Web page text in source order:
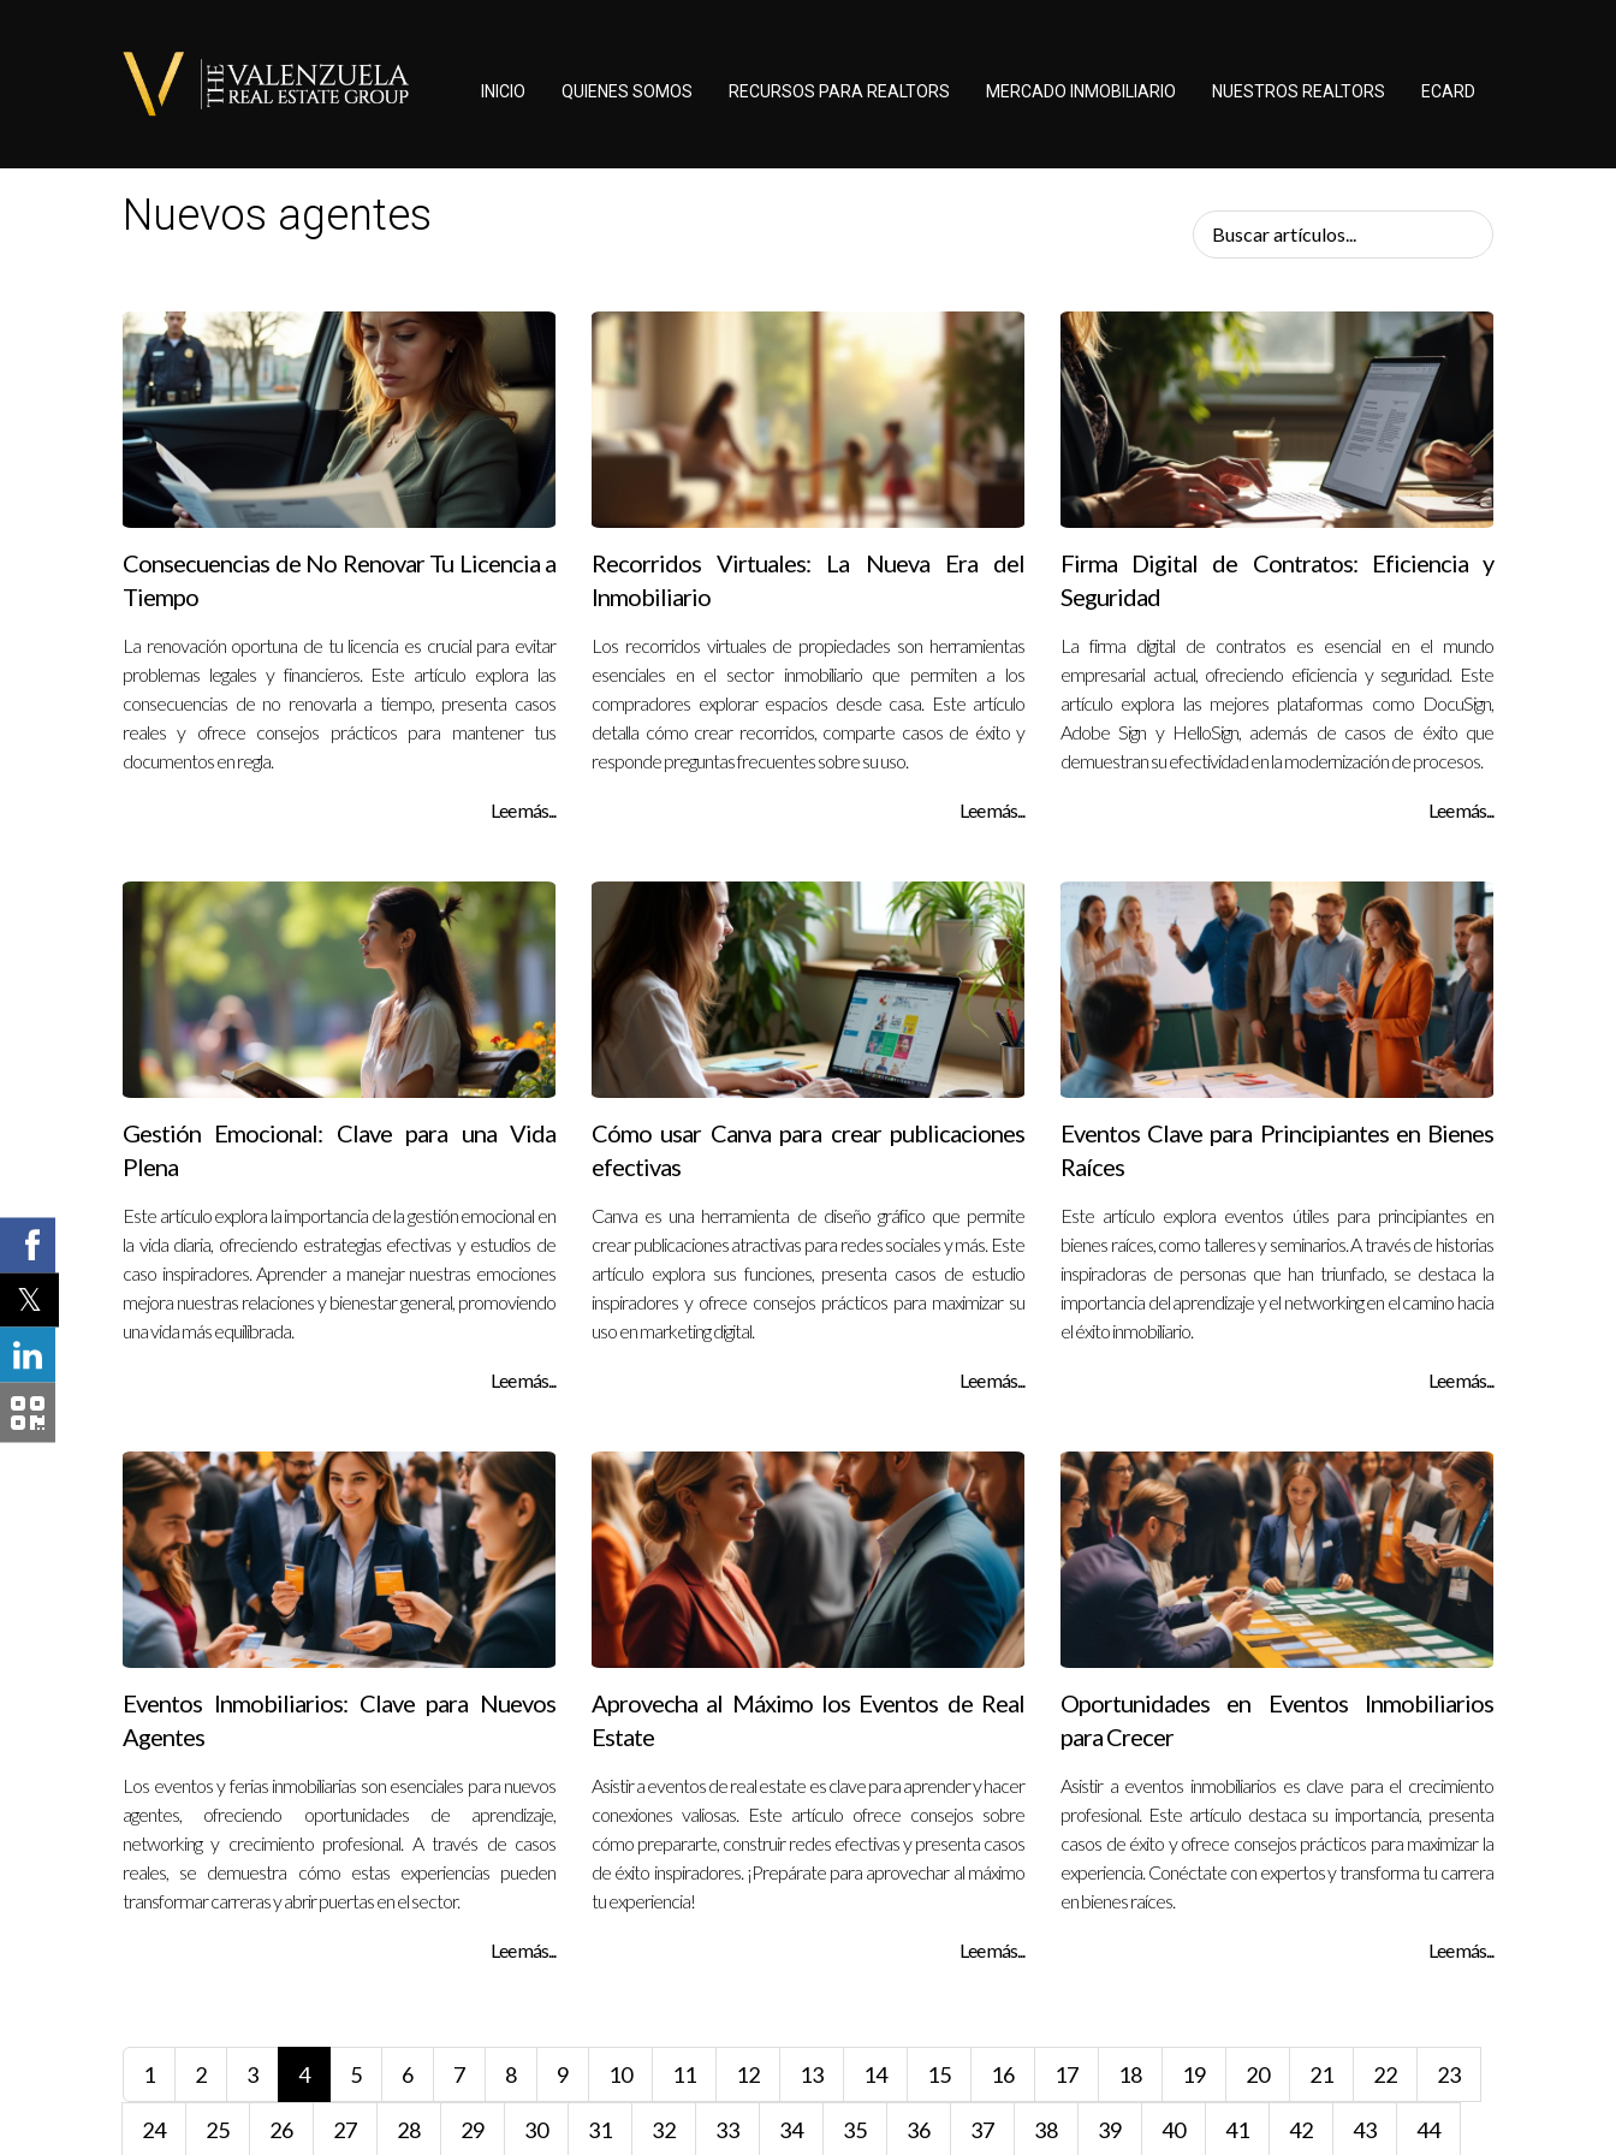
INICIO QUIENES SOMOS RECURSOS PARA REALTORS MERCADO INMOBILIARIO NUESTROS REALTORS ECARD
Nuevos agentes
Consecuencias de No Renovar Tu Licencia a
Tiempo
La renovación oportuna de tu licencia es crucial para evitar
problemas legales y financieros. Este artículo explora las
consecuencias de no renovarla a tiempo, presenta casos
reales y ofrece consejos prácticos para mantener tus
documentos en regla.
Lee más...
Recorridos Virtuales: La Nueva Era del
Inmobiliario
Los recorridos virtuales de propiedades son herramientas
esenciales en el sector inmobiliario que permiten a los
compradores explorar espacios desde casa. Este artículo
detalla cómo crear recorridos, comparte casos de éxito y
responde preguntas frecuentes sobre su uso.
Lee más...
Firma Digital de Contratos: Eficiencia y
Seguridad
La firma digital de contratos es esencial en el mundo
empresarial actual, ofreciendo eficiencia y seguridad. Este
artículo explora las mejores plataformas como DocuSign,
Adobe Sign y HelloSign, además de casos de éxito que
demuestran su efectividad en la modernización de procesos.
Lee más...
Gestión Emocional: Clave para una Vida
Plena
Este artículo explora la importancia de la gestión emocional en
la vida diaria, ofreciendo estrategias efectivas y estudios de
caso inspiradores. Aprender a manejar nuestras emociones
mejora nuestras relaciones y bienestar general, promoviendo
una vida más equilibrada.
Lee más...
Cómo usar Canva para crear publicaciones
efectivas
Canva es una herramienta de diseño gráfico que permite
crear publicaciones atractivas para redes sociales y más. Este
artículo explora sus funciones, presenta casos de estudio
inspiradores y ofrece consejos prácticos para maximizar su
uso en marketing digital.
Lee más...
Eventos Clave para Principiantes en Bienes
Raíces
Este artículo explora eventos útiles para principiantes en
bienes raíces, como talleres y seminarios. A través de historias
inspiradoras de personas que han triunfado, se destaca la
importancia del aprendizaje y el networking en el camino hacia
el éxito inmobiliario.
Lee más...
Eventos Inmobiliarios: Clave para Nuevos
Agentes
Los eventos y ferias inmobiliarias son esenciales para nuevos
agentes, ofreciendo oportunidades de aprendizaje,
networking y crecimiento profesional. A través de casos
reales, se demuestra cómo estas experiencias pueden
transformar carreras y abrir puertas en el sector.
Lee más...
Aprovecha al Máximo los Eventos de Real
Estate
Asistir a eventos de real estate es clave para aprender y hacer
conexiones valiosas. Este artículo ofrece consejos sobre
cómo prepararte, construir redes efectivas y presenta casos
de éxito inspiradores. ¡Prepárate para aprovechar al máximo
tu experiencia!
Lee más...
Oportunidades en Eventos Inmobiliarios
para Crecer
Asistir a eventos inmobiliarios es clave para el crecimiento
profesional. Este artículo destaca su importancia, presenta
casos de éxito y ofrece consejos prácticos para maximizar la
experiencia. Conéctate con expertos y transforma tu carrera
en bienes raíces.
Lee más...
1 2 3 4 5 6 7 8 9 10 11 12 13 14 15 16 17 18 19 20 21 22 23
24 25 26 27 28 29 30 31 32 33 34 35 36 37 38 39 40 41 42 43 44